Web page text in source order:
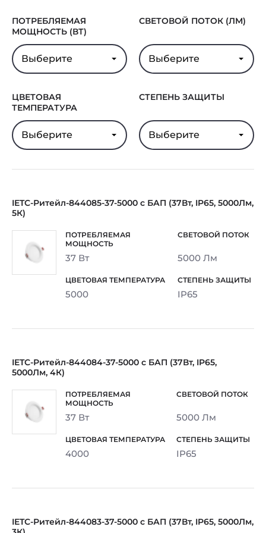
ПОТРЕБЛЯЕМАЯ
МОЩНОСТЬ (ВТ)
Выберите
СВЕТОВОЙ ПОТОК (ЛМ)
Выберите
ЦВЕТОВАЯ
ТЕМПЕРАТУРА
Выберите
СТЕПЕНЬ ЗАЩИТЫ
Выберите
IETC-Ритейл-844085-37-5000 с БАП (37Вт, IP65, 5000Лм,
5К)
37 Вт 5000 Лм
5000 IP65
IETC-Ритейл-844084-37-5000 с БАП (37Вт, IP65,
5000Лм, 4К)
37 Вт 5000 Лм
4000 IP65
IETC-Ритейл-844083-37-5000 с БАП (37Вт, IP65, 5000Лм,